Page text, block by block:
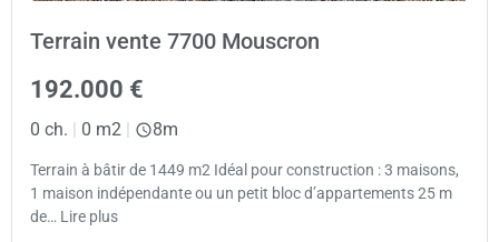
Terrain vente 7700 Mouscron
192.000 €
0 ch. | 0 m2 | 8m
Terrain à bâtir de 1449 m2 Idéal pour construction : 3 maisons,
1 maison indépendante ou un petit bloc d’appartements 25 m
de… Lire plus